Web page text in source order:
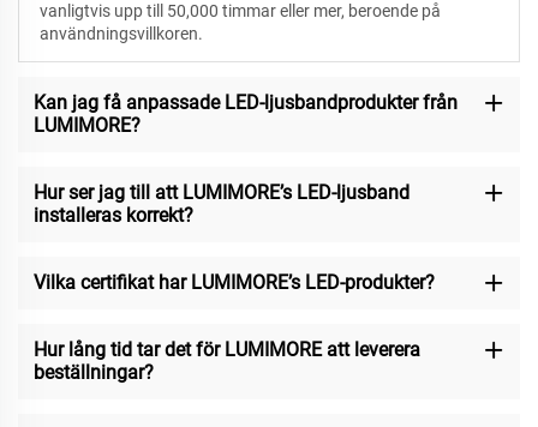
vanligtvis upp till 50,000 timmar eller mer, beroende på
användningsvillkoren.
Kan jag få anpassade LED-ljusbandprodukter från
LUMIMORE?
Hur ser jag till att LUMIMORE’s LED-ljusband
installeras korrekt?
Vilka certifikat har LUMIMORE’s LED-produkter?
Hur lång tid tar det för LUMIMORE att leverera
beställningar?